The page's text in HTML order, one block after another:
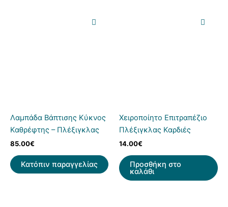
Λαμπάδα Βάπτισης Κύκνος
Καθρέφτης – Πλέξιγκλας
85.00€
Κατόπιν παραγγελίας
Χειροποίητο Επιτραπέζιο
Πλέξιγκλας Καρδιές
14.00€
Προσθήκη στο
καλάθι